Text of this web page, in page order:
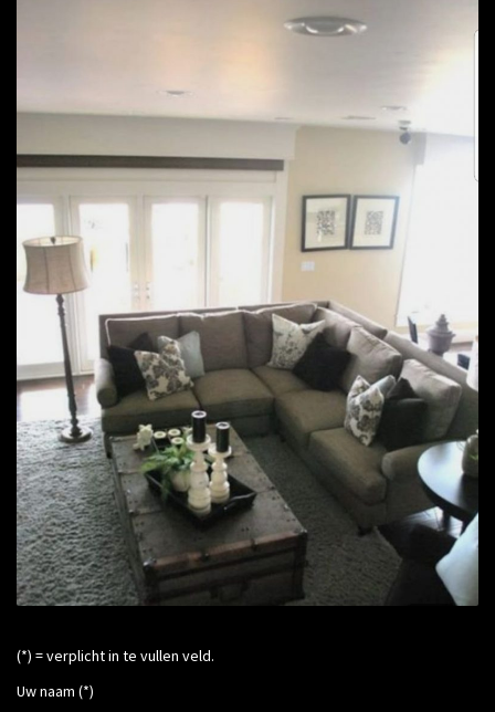
(*) = verplicht in te vullen veld.
Uw naam (*)